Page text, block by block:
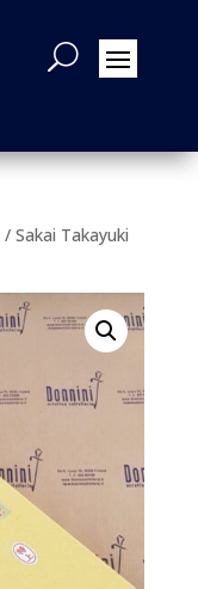
/ Sakai Takayuki